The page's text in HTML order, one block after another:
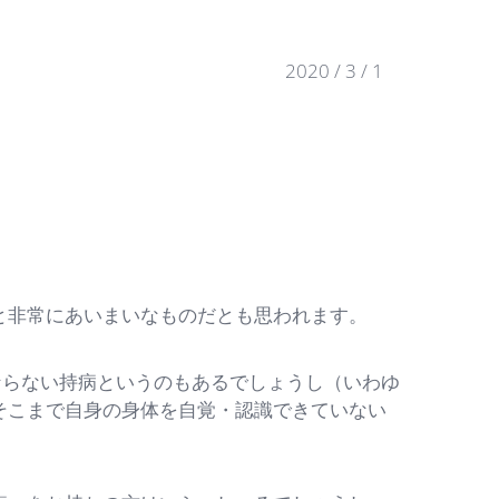
2020 / 3 / 1
にあいまいなものだとも思われます。
い持病というのもあるでしょうし（いわゆ
まで自身の身体を自覚・認識できていない